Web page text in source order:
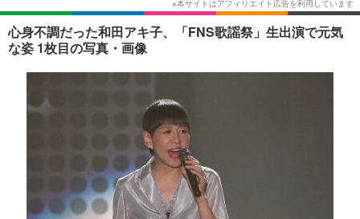
韓国・芸能
音楽 スポーツ
ライフTOP グルメ
ペット ショッピング
その他
リリース一覧
プッシュ通知の停止方法
心身不調だった和田アキ子、「FNS歌謡祭」生出演で元気
な姿 1枚目の写真・画像